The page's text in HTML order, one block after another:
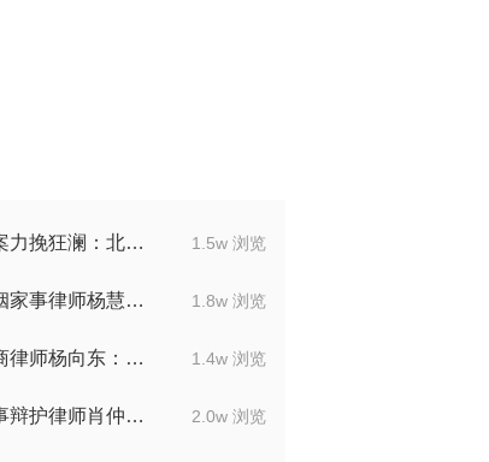
1.5w 浏览
南昌)律所代理串通投标案获缓刑纪实
1.8w 浏览
：代理离婚案助当事人解脱
1.4w 浏览
：擅处理医疗及行政纠纷
2.0w 浏览
仲鹏：精准辩护多起刑案